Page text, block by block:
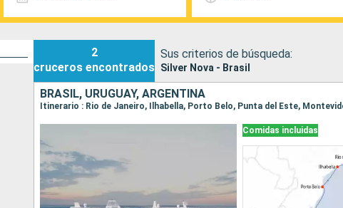
2
cruceros encontrados
Sus criterios de búsqueda:
Silver Nova - Brasil
BRASIL, URUGUAY, ARGENTINA
Comidas incluidas